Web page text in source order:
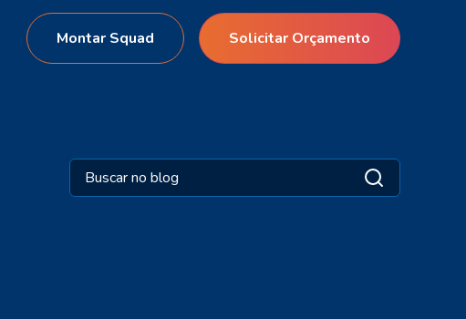
Montar Squad Solicitar Orçamento